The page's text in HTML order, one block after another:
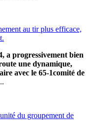
au tir plus efficace,
a progressivement bien
une dynamique,
avec le 65-1comité de
du groupement de